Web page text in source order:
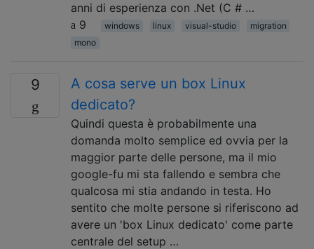
anni di esperienza con .Net (C # …
9
windows linux visual-studio
migration
mono
9
A cosa serve un box Linux
dedicato?
Quindi questa è probabilmente una
domanda molto semplice ed ovvia per la
maggior parte delle persone, ma il mio
google-fu mi sta fallendo e sembra che
qualcosa mi stia andando in testa. Ho
sentito che molte persone si riferiscono ad
avere un 'box Linux dedicato' come parte
centrale del setup …